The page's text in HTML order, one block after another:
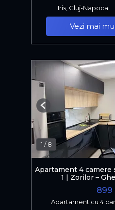
Iris, Cluj-Napoca
Vezi mai
1 /8
Previous
Apartament 4 camere
1 | Zorilor –
899
Apartament cu 4